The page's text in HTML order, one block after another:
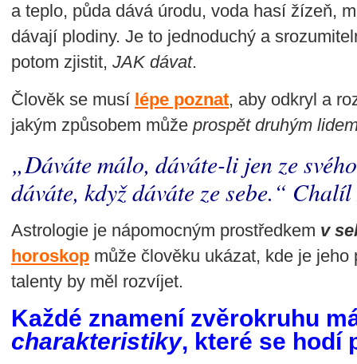
a teplo, půda dává úrodu, voda hasí žízeň,
dávají plodiny. Je to jednoduchý a
potom zjistit, JAK dávat.
Člověk se musí lépe poznat, aby odkryl a
jakým způsobem může prospět druhým
„Dáváte málo, dáváte-li jen ze
dáváte, když dáváte ze sebe.“
Astrologie je nápomocným prostředkem v
horoskop může člověku ukázat, kde je
talenty by měl rozvíjet.
Každé znamení zvěrokruhu
charakteristiky, které se hodí